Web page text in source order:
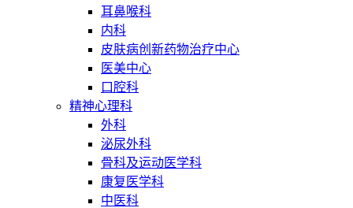
耳鼻喉科
内科
皮肤病创新药物治疗中心
医美中心
口腔科
精神心理科
外科
泌尿外科
骨科及运动医学科
康复医学科
中医科